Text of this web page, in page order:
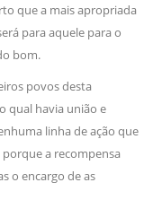
que a mais apropriada
para aquele para o
bom.
povos desta
qual havia união e
linha de ação que
porque a recompensa
o encargo de as